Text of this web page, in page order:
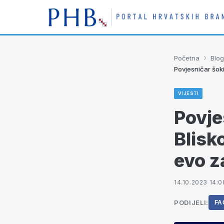
Početna › Blog
Povjesničar
VIJESTI
evo
14.10.2023
PODIJELI: